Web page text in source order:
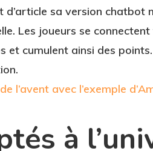
d’article sa version chatbot
Les joueurs se
et cumulent ainsi des
l’avent avec l’exemple
à